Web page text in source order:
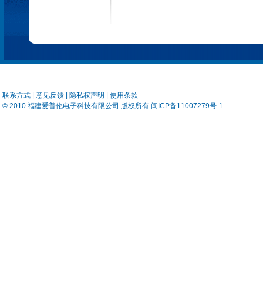
联系方式 意见反馈 | 隐私权声明 |
使用条款
© 2010 福建爱普伦电子科技有限公司 版权所有 闽ICP备11007279号-1